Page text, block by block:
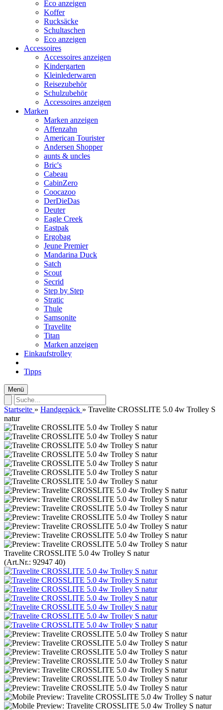
Eco anzeigen
Koffer
Rucksäcke
Schultaschen
Eco anzeigen
Accessoires
Accessoires anzeigen
Kindergarten
Kleinlederwaren
Reisezubehör
Schulzubehör
Accessoires anzeigen
Marken
Marken anzeigen
Affenzahn
American Tourister
Andersen Shopper
aunts & uncles
Bric's
Cabeau
CabinZero
Coocazoo
DerDieDas
Deuter
Eagle Creek
Eastpak
Ergobag
Jeune Premier
Mandarina Duck
Satch
Scout
Secrid
Step by Step
Stratic
Thule
Samsonite
Travelite
Titan
Marken anzeigen
Einkaufstrolley
Tipps
Menü
Startseite » Handgepäck » Travelite CROSSLITE 5.0 4w Trolley S
natur
Travelite CROSSLITE 5.0 4w Trolley S natur
(Art.Nr.: 92947 40)